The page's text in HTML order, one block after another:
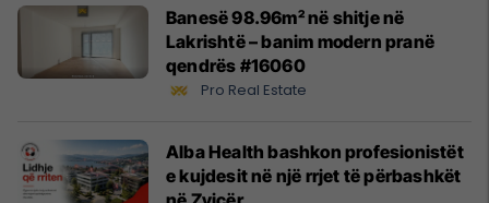
Banesë 98.96m² në shitje në
Lakrishtë – banim modern pranë
qendrës #16060
Pro Real Estate
Alba Health bashkon profesionistët
e kujdesit në një rrjet të përbashkët